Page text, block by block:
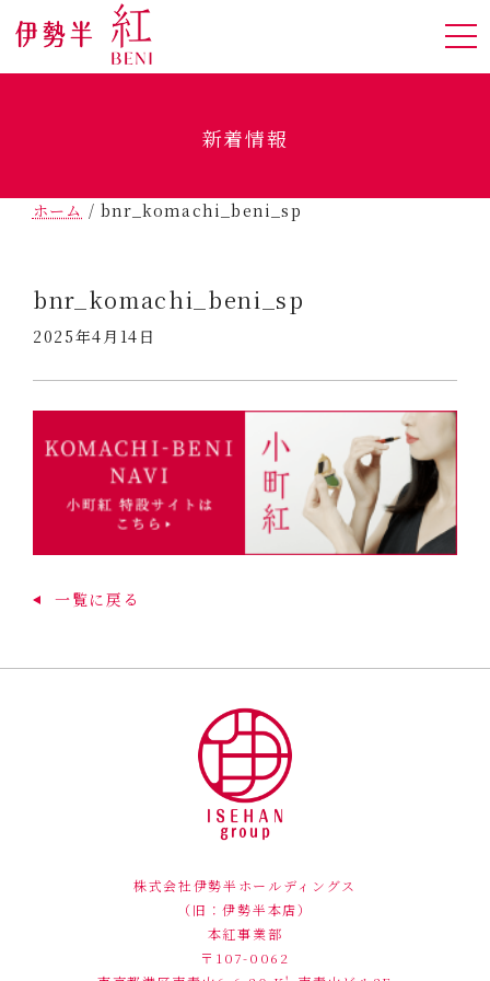
新着情報
ホーム /bnr_komachi_beni_sp
bnr_komachi_beni_sp
2025年4月14日
一覧に戻る
株式会社伊勢半ホールディングス
（旧：伊勢半本店）
本紅事業部
〒107-0062